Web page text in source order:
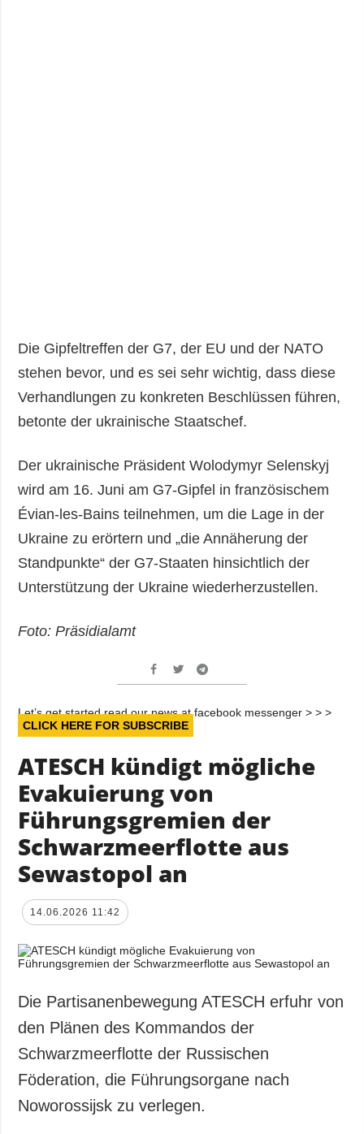
Die Gipfeltreffen der G7, der EU und der NATO
stehen bevor, und es sei sehr wichtig, dass diese
Verhandlungen zu konkreten Beschlüssen führen,
betonte der ukrainische Staatschef.
Der ukrainische Präsident Wolodymyr Selenskyj
wird am 16. Juni am G7-Gipfel in französischem
Évian-les-Bains teilnehmen, um die Lage in der
Ukraine zu erörtern und „die Annäherung der
Standpunkte“ der G7-Staaten hinsichtlich der
Unterstützung der Ukraine wiederherzustellen.
Foto: Präsidialamt
Let’s get started read our news at facebook messenger > > >
CLICK HERE FOR SUBSCRIBE
ATESCH kündigt mögliche
Evakuierung von
Führungsgremien der
Schwarzmeerflotte aus
Sewastopol an
14.06.2026 11:42
Die Partisanenbewegung ATESCH erfuhr von
den Plänen des Kommandos der
Schwarzmeerflotte der Russischen
Föderation, die Führungsorgane nach
Noworossijsk zu verlegen.